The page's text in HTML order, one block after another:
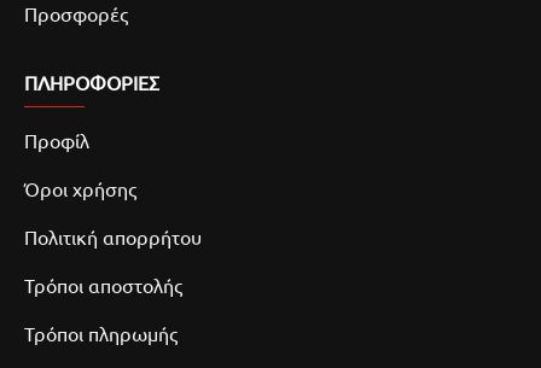
Προσφορές
ΠΛΗΡΟΦΟΡΙΕΣ
Προφίλ
Όροι χρήσης
Πολιτική απορρήτου
Τρόποι αποστολής
Τρόποι πληρωμής